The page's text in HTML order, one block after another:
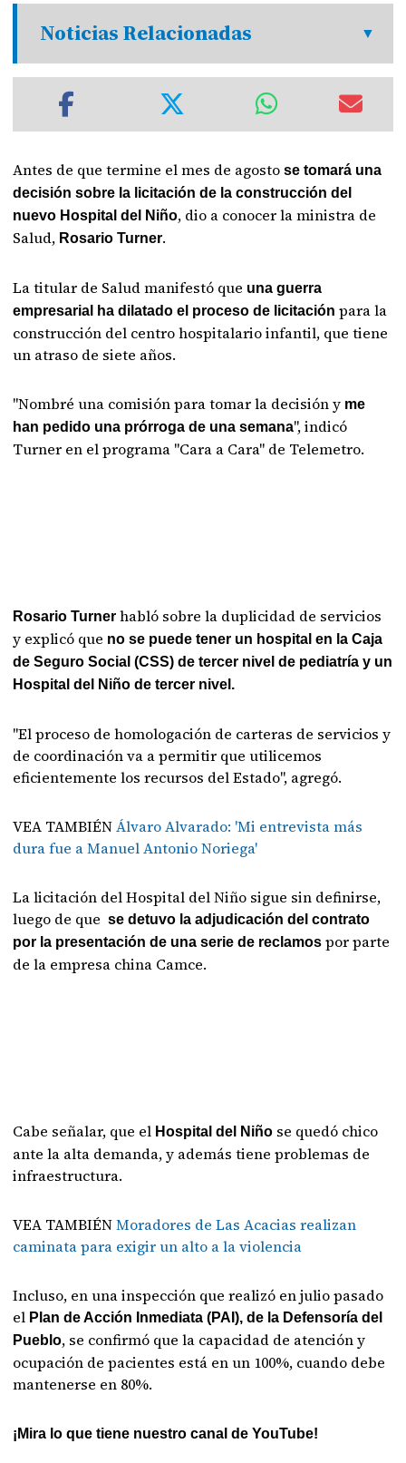
Noticias Relacionadas
Antes de que termine el mes de agostose tomará una
decisión sobre la licitación de la construcción del
nuevo Hospital del Niño, dio a conocer la ministra de
Salud, Rosario Turner.
La titular de Salud manifestó que una guerra
empresarial ha dilatado el proceso de licitación para la
construcción del centro hospitalario infantil, que tiene
un atraso de siete años.
"Nombré una comisión para tomar la decisión y me
han pedido una prórroga de una semana", indicó
Turner en el programa "Cara a Cara" de Telemetro.
Rosario Turner habló sobre la duplicidad de servicios
y explicó que no se puede tener un hospital en la Caja
de Seguro Social (CSS) de tercer nivel de pediatría y un
Hospital del Niño de tercer nivel.
"El proceso de homologación de carteras de servicios y
de coordinación va a permitir que utilicemos
eficientemente los recursos del Estado", agregó.
VEA TAMBIÉNÁlvaro Alvarado: 'Mi entrevista más
dura fue a Manuel Antonio Noriega'
La licitación del Hospital del Niño sigue sin definirse,
luego de que se detuvo la adjudicación del contrato
por la presentación de una serie de reclamos por parte
de la empresa china Camce.
Cabe señalar, que el Hospital del Niño se quedó chico
ante la alta demanda, y además tiene problemas de
infraestructura.
VEA TAMBIÉNMoradores de Las Acacias realizan
caminata para exigir un alto a la violencia
Incluso, en una inspección que realizó en julio pasado
el Plan de Acción Inmediata (PAI), de la Defensoría del
Pueblo, se confirmó que la capacidad de atención y
ocupación de pacientes está en un 100%, cuando debe
mantenerse en 80%.
¡Mira lo que tiene nuestro canal de YouTube!